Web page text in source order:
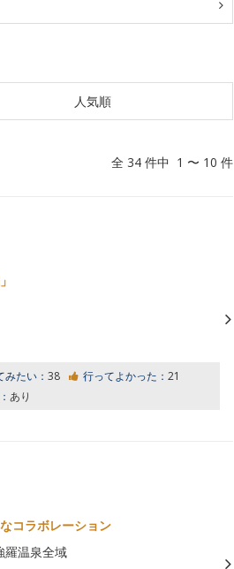
人気順
全 34 件中 1 〜 10 件
みたい： 38 行ってよかった： 21
あり
コラボレーション
羅温泉全域